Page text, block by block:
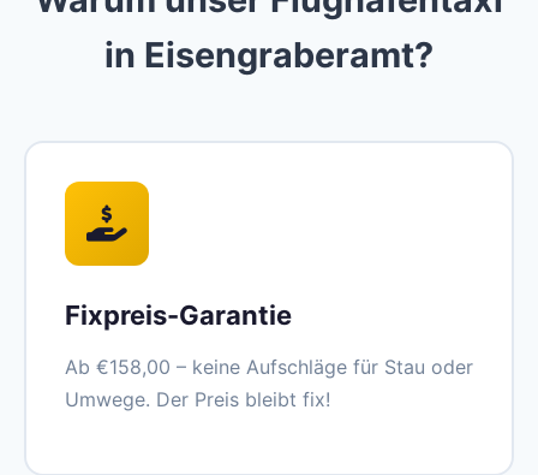
in Eisengraberamt?
Fixpreis-Garantie
Ab €158,00 – keine Aufschläge für Stau oder
Umwege. Der Preis bleibt fix!